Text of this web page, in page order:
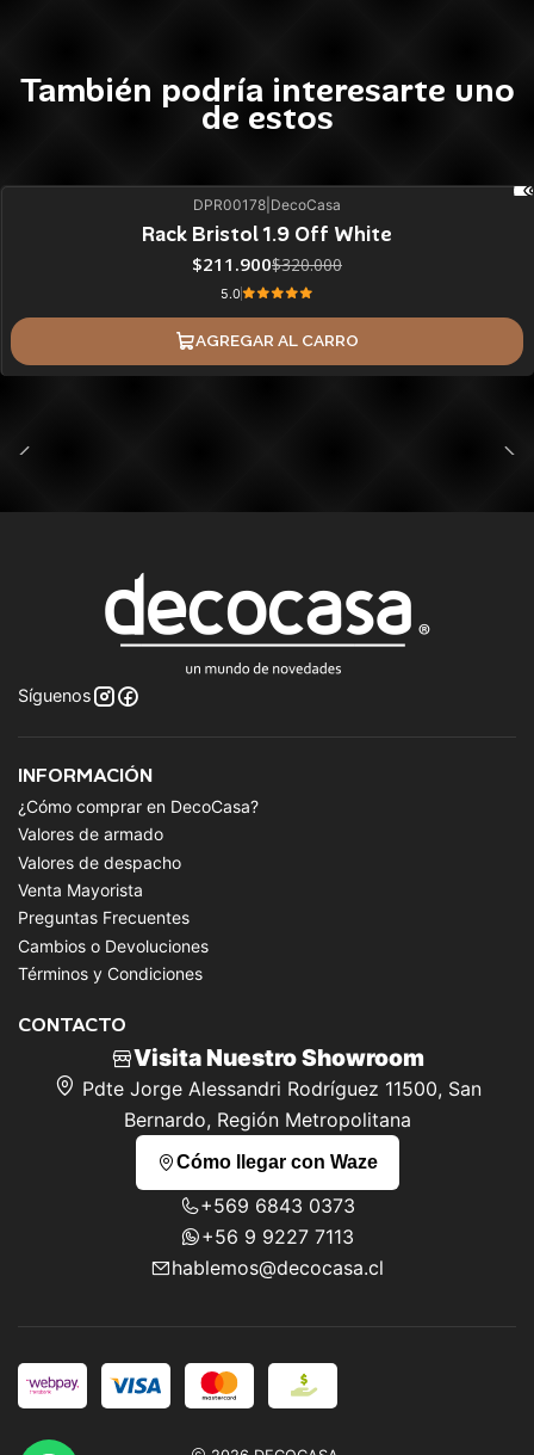
También podría interesarte uno
de estos
DPR00178 DecoCasa
Rack Bristol 1.9 Off White
$211.900$320.000
5.0
AGREGAR AL CARRO
Síguenos
INFORMACIÓN
¿Cómo comprar en DecoCasa?
Valores de armado
Valores de despacho
Venta Mayorista
Preguntas Frecuentes
Cambios o Devoluciones
Términos y Condiciones
CONTACTO
Visita Nuestro Showroom
Pdte Jorge Alessandri Rodríguez 11500, San
Bernardo, Región Metropolitana
Cómo llegar con Waze
+569 6843 0373
+56 9 9227 7113
hablemos@decocasa.cl